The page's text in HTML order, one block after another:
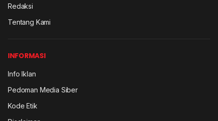
Redaksi
Tentang Kami
INFORMASI
Info Iklan
Pedoman Media Siber
Kode Etik